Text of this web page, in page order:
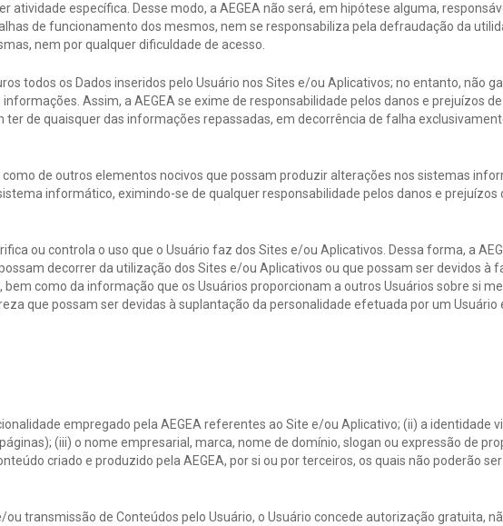
específica. Desse modo, a AEGEA não será, em hipótese alguma,
de funcionamento dos mesmos, nem se responsabiliza pela defraudação da
nem por qualquer dificuldade de acesso.
todos os Dados inseridos pelo Usuário nos Sites e/ou Aplicativos; no entanto, não
Assim, a AEGEA se exime de responsabilidade pelos danos e prejuízos
de quaisquer das informações repassadas, em decorrência de falha
de outros elementos nocivos que possam produzir alterações nos sistemas
informático, eximindo-se de qualquer responsabilidade pelos danos e prejuízos
ou controla o uso que o Usuário faz dos Sites e/ou Aplicativos. Dessa forma, a
decorrer da utilização dos Sites e/ou Aplicativos ou que possam ser devidos à
como da informação que os Usuários proporcionam a outros Usuários sobre si
que possam ser devidas à suplantação da personalidade efetuada por um Usuário
empregado pela AEGEA referentes ao Site e/ou Aplicativo; (ii) a identidade
(iii) o nome empresarial, marca, nome de domínio, slogan ou expressão de
criado e produzido pela AEGEA, por si ou por terceiros, os quais não poderão
transmissão de Conteúdos pelo Usuário, o Usuário concede autorização gratuita,